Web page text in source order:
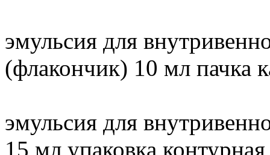
эмульсия для
(флакончик) 10 мл пачка
эмульсия для
15 мл упаковка